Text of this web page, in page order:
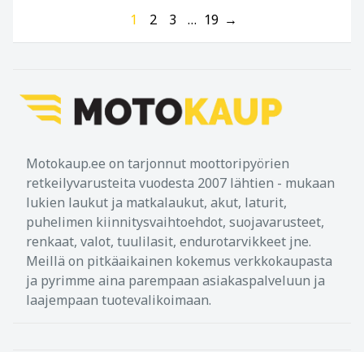
1 2 3 … 19 →
Motokaup.ee on tarjonnut moottoripyörien
retkeilyvarusteita vuodesta 2007 lähtien - mukaan
lukien laukut ja matkalaukut, akut, laturit,
puhelimen kiinnitysvaihtoehdot, suojavarusteet,
renkaat, valot, tuulilasit, endurotarvikkeet jne.
Meillä on pitkäaikainen kokemus verkkokaupasta
ja pyrimme aina parempaan asiakaspalveluun ja
laajempaan tuotevalikoimaan.